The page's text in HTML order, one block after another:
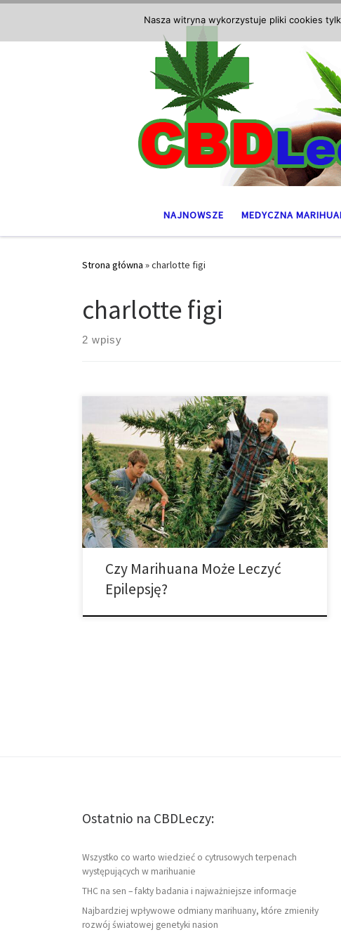
NAJNOWSZE MEDYCZNA
Strona główna »charlotte figi
charlotte figi
2 wpisy
Konopie indyjskie są stosowane w leczeniu padaczki
dziecięcej od dziesięcioleci, chociaż większość
publicznych rozmów rozpoczęła się od historii
Charlotte Figi, 6-letniej dziewczynki cierpiącej na
zespół Dravet, której napady padaczkowe znacznie
zmniejszyły się po zażyciu dużych dawek
kannabidiolu. Historia Charlotte, opowiedziana przez
dr. Sanjaya Guptę, zainspirowała wielu rodziców do
spróbowania medycznej […]
Czy Marihuana Może Leczyć
Epilepsję?
Ostatnio na CBDLeczy:
Wszystko co warto wiedzieć o cytrusowych terpenach
występujących w marihuanie
THC na sen – fakty badania i najważniejsze informacje
Najbardziej wpływowe odmiany marihuany, które zmieniły
rozwój światowej genetyki nasion
Nasza witryna wykorzystuje pliki cookies